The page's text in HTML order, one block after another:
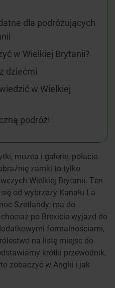
dla podróżujących
w Wielkiej Brytanii?
dziećmi
w Wielkiej
podróż!
muzea i galerie, połacie
zamki to tylko
Wielkiej Brytanii. Ten
od wybrzeży Kanału La
Szetlandy, ma do
po Brexicie wyjazd do
formalnościami,
na listę miejsc do
krótki przewodnik,
zobaczyć w Anglii i jak